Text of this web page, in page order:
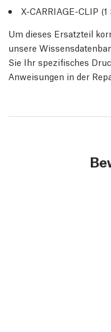
X-CARRIAGE-CLIP (1
Um dieses Ersatzteil
unsere
Sie Ihr spezifisches
Anweisungen in der